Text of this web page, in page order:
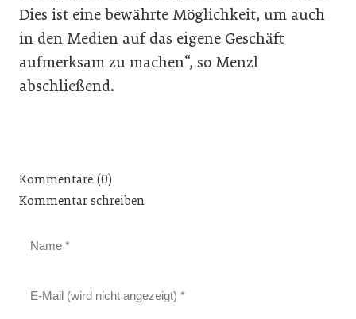
Dies ist eine bewährte Möglichkeit, um auch
in den Medien auf das eigene Geschäft
aufmerksam zu machen“, so Menzl
abschließend.
Kommentare (0)
Kommentar schreiben